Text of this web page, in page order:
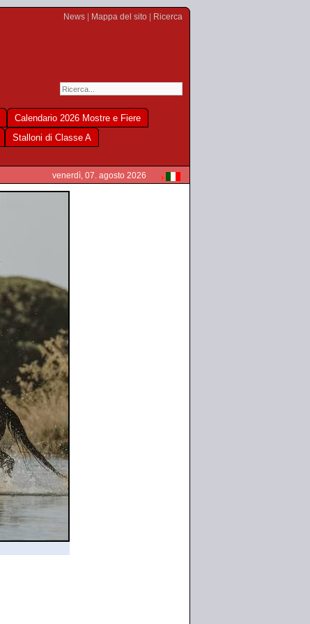
News Mappa del sito Ricerca
Calendario 2026 Mostre e Fiere
Stalloni di Classe A
venerdì, 07. agosto 2026